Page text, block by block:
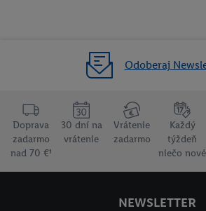
Odoberaj
Doprava
zadarmo
nad 70 €¹
30 dní na
vrátenie
Vrátenie
zadarmo
Každý
týždeň
niečo nové
NEWSLETTER